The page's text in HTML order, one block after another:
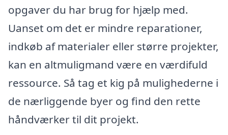
opgaver du har brug for hjælp med.
Uanset om det er mindre reparationer,
indkøb af materialer eller større projekter,
kan en altmuligmand være en værdifuld
ressource. Så tag et kig på mulighederne i
de nærliggende byer og find den rette
håndværker til dit projekt.